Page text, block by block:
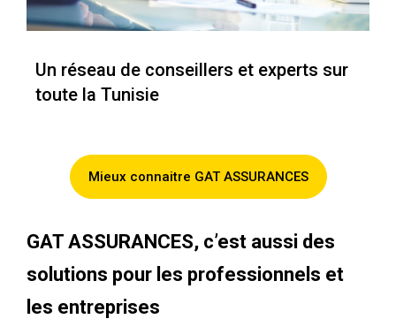
Un réseau de conseillers et experts sur
toute la Tunisie
Mieux connaitre GAT ASSURANCES
GAT ASSURANCES, c’est aussi des
solutions pour les professionnels et
les entreprises